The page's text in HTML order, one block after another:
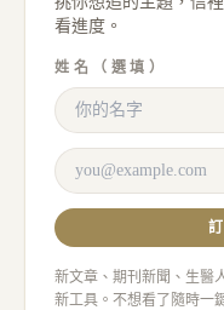
看進度。
姓名（選填）
新文章、期刊新聞、生醫
新工具。不想看了隨時一